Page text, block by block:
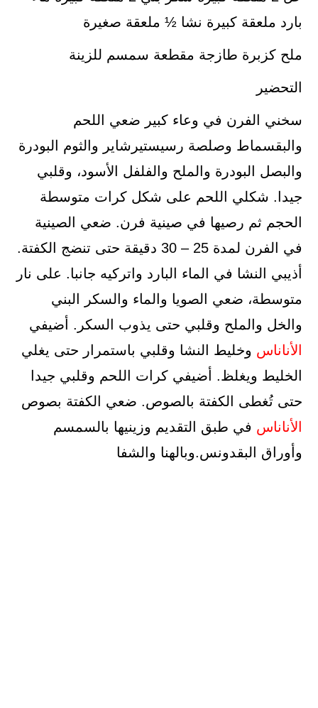
بارد ملعقة كبيرة نشا ½ ملعقة صغيرة
ملح كزبرة طازجة مقطعة سمسم للزينة
التحضير
سخني الفرن في وعاء كبير ضعي اللحم
والبقسماط وصلصة رسيستيرشاير والثوم البودرة
والبصل البودرة والملح والفلفل الأسود، وقلبي
جيدا. شكلي اللحم على شكل كرات متوسطة
الحجم ثم رصيها في صينية فرن. ضعي الصينية
في الفرن لمدة 25 – 30 دقيقة حتى تنضج الكفتة.
أذيبي النشا في الماء البارد واتركيه جانبا. على نار
متوسطة، ضعي الصويا والماء والسكر البني
والخل والملح وقلبي حتى يذوب السكر. أضيفي
الأناناس وخليط النشا وقلبي باستمرار حتى يغلي
الخليط ويغلظ. أضيفي كرات اللحم وقلبي جيدا
حتى تُغطى الكفتة بالصوص. ضعي الكفتة بصوص
الأناناس في طبق التقديم وزينيها بالسمسم
وأوراق البقدونس.وبالهنا والشفا